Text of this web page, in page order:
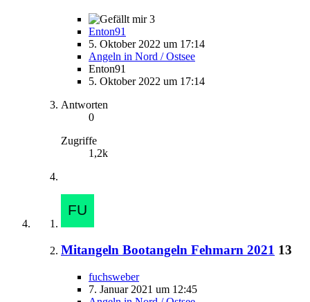
3
Enton91
5. Oktober 2022 um 17:14
Angeln in Nord / Ostsee
Enton91
5. Oktober 2022 um 17:14
Antworten
0
Zugriffe
1,2k
Mitangeln Bootangeln Fehmarn 2021 13
fuchsweber
7. Januar 2021 um 12:45